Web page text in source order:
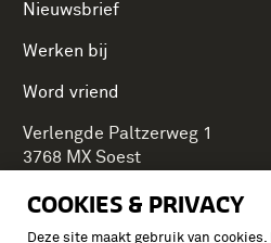
COOKIES & PRIVACY
Deze site maakt gebruik van cookies.
Nieuwsbrief
Werken bij
Word vriend
Verlengde Paltzerweg 1
3768 MX Soest